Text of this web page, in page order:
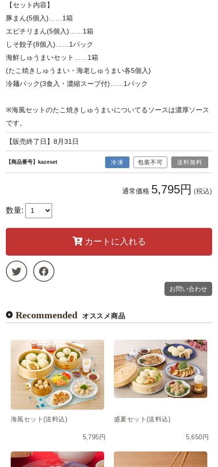
【セット内容】
豚まん(5個入)……1箱
エビチリまん(5個入)……1箱
しそ餃子(8個入)……1パック
海鮮しゅうまいセット……1箱
(たこ焼きしゅうまい・海老しゅうまい各5個入)
冷麺パック(3食入・濃縮スープ付)……1パック
※海風セットのたこ焼きしゅうまいについてるソースは濃厚ソース
です。
【販売終了日】8月31日
【商品番号】kazeset 冷凍 包装不可 送料無料
通常価格 5,795円 (税込)
数量:
カートに入れる
お問い合わせ
Recommended オススメ商品
海風セット(送料込)
5,795円
盛夏セット(送料込)
5,650円